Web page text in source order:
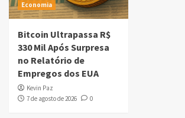
Economia
Bitcoin Ultrapassa R$
330 Mil Após Surpresa
no Relatório de
Empregos dos EUA
Kevin Paz
7 de agosto de 2026
0